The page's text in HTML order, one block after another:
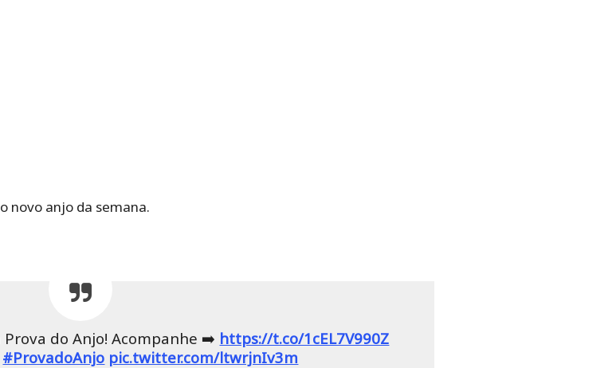
novo anjo da semana.
do Anjo! Acompanhe ➡️ https://t.co/1cEL7V990Z
#ProvadoAnjo pic.twitter.com/ltwrjnIv3m